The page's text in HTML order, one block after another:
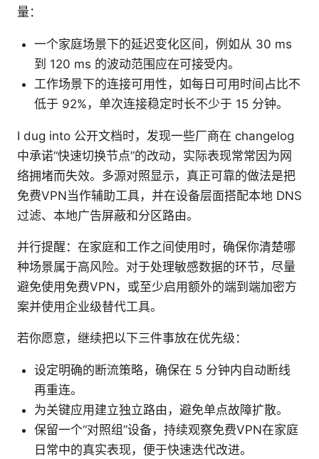
量：
一个家庭场景下的延迟变化区间，例如从 30 ms
到 120 ms 的波动范围应在可接受内。
工作场景下的连接可用性，如每日可用时间占比不
低于 92%，单次连接稳定时长不少于 15 分钟。
I dug into 公开文档时，发现一些厂商在 changelog
中承诺“快速切换节点”的改动，实际表现常常因为网
络拥堵而失效。多源对照显示，真正可靠的做法是把
免费VPN当作辅助工具，并在设备层面搭配本地 DNS
过滤、本地广告屏蔽和分区路由。
并行提醒：在家庭和工作之间使用时，确保你清楚哪
种场景属于高风险。对于处理敏感数据的环节，尽量
避免使用免费VPN，或至少启用额外的端到端加密方
案并使用企业级替代工具。
若你愿意，继续把以下三件事放在优先级：
设定明确的断流策略，确保在 5 分钟内自动断线
再重连。
为关键应用建立独立路由，避免单点故障扩散。
保留一个“对照组”设备，持续观察免费VPN在家庭
日常中的真实表现，便于快速迭代改进。